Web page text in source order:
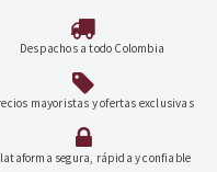
Despachos a todo Colombia
mayoristas y ofertas exclusivas
segura, rápida y confiable